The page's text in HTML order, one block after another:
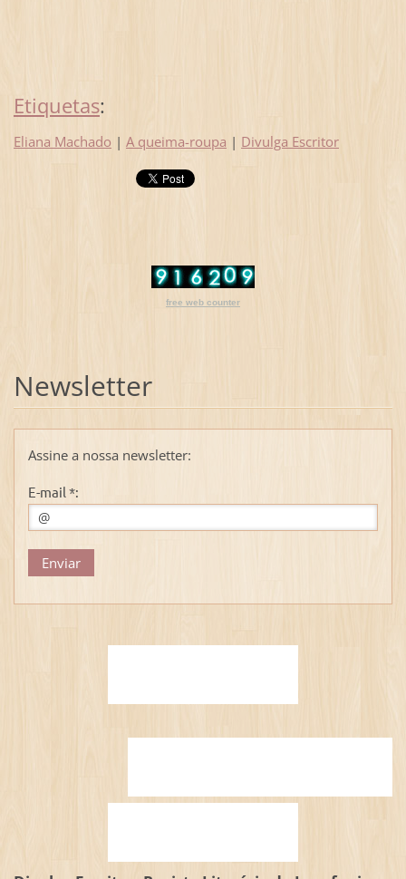
Etiquetas:
Eliana Machado | A queima-roupa | Divulga Escritor
free web counter
Newsletter
Assine a nossa newsletter:
E-mail *: